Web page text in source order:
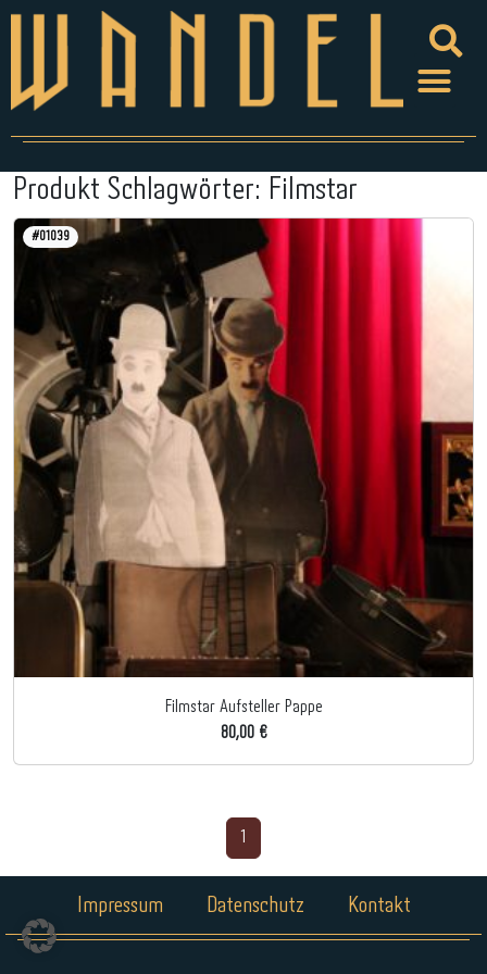
Produkt Schlagwörter: Filmstar
#01039
Filmstar Aufsteller Pappe
80,00 €
Impressum Datenschutz Kontakt